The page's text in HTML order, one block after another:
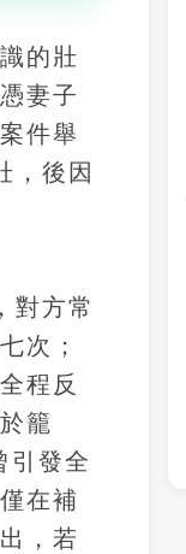
的壯
妻子
件舉
，後因
對方常
次；
程反
籠
引發全
在補
，若